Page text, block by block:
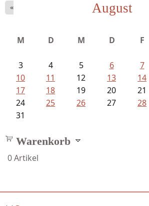
Sigune Schnabel und Philipp...August
«
M D M D F
3
4 5 6 7
10
11 12 13 14
17
18 19 20 21
24
25 26 27 28
31
Warenkorb
0Artikel